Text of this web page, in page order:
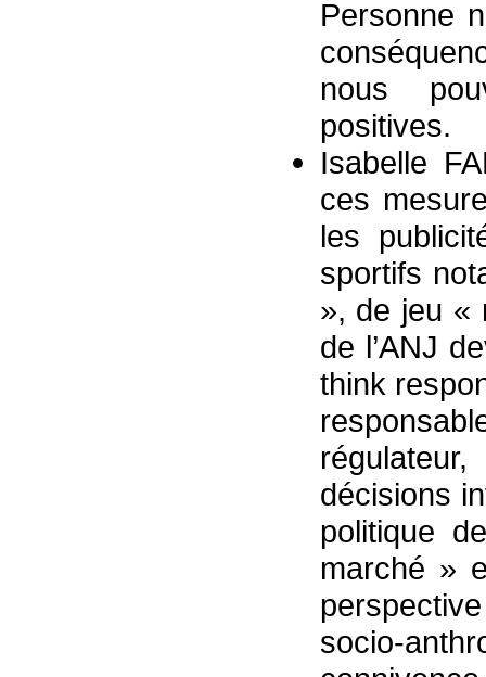
Personne
nous
positives.
Isabelle
ces
les
sportifs
», de jeu «
de l’ANJ
think
décisions
politique
marché »
socio-